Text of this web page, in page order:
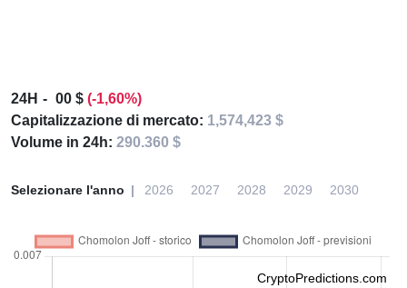
24H 00 $ (-1,60%)
Capitalizzazione di mercato: 1,574,423 $
Volume in 24h: 290.360 $
Selezionare l'anno 2026 2027 2028 2029 2030
CryptoPredictions.com